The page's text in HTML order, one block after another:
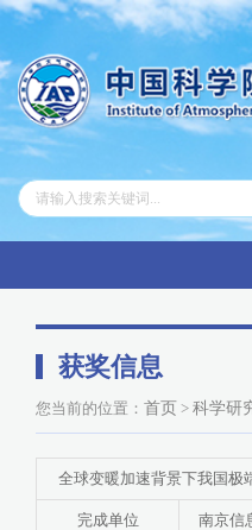
获奖信息
您当前的位置： 首页 > 科学研
全球变暖加速背景下我国极
完成单位
南京信